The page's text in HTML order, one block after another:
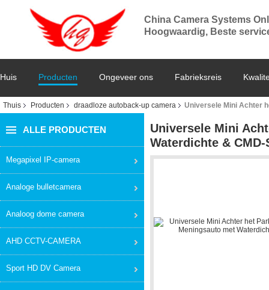
China Camera Systems
Hoogwaardig, Beste
Huis Producten Ongeveer ons Fabrieksreis
Thuis Producten draadloze autoback-up camera Universele Mini Achter
ALLE PRODUCTEN
Megapixel IP-camera
Analoge bulletcamera
Analoog dome camera
AHD CCTV-CAMERA
Sport HD DV Camera
Universele Mini
Waterdichte & CMD-